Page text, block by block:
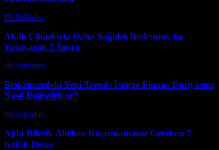
PR Publisher-
Akıllı Cihazlarla Daha Sağlıklı Beslenme: İşe
Yarayacak 7 İpucu
PR Publisher-
Blokzincirdeki Yeni Trend: İsviçre Finans Dünyasını
Nasıl Değiştiriyor?
PR Publisher-
Ajda Bilezik Alırken Kaçırmamanız Gereken 7
Kritik Detay